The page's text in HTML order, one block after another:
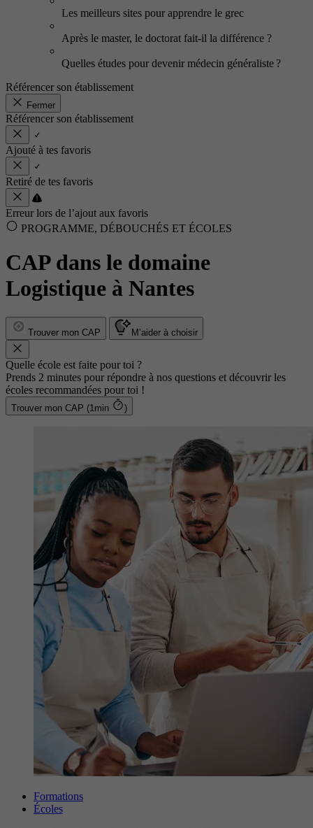
Les meilleurs sites pour apprendre le grec
Après le master, le doctorat fait-il la différence ?
Quelles études pour devenir médecin généraliste ?
Référencer son établissement
Fermer
Référencer son établissement
Ajouté à tes favoris
Retiré de tes favoris
Erreur lors de l’ajout aux favoris
PROGRAMME, DÉBOUCHÉS ET ÉCOLES
CAP dans le domaine
Logistique à Nantes
Trouver mon CAP M’aider à choisir
Quelle école est faite pour toi ?
Prends 2 minutes pour répondre à nos questions et découvrir les
écoles recommandées pour toi !
Trouver mon CAP (1min )
Formations
Écoles